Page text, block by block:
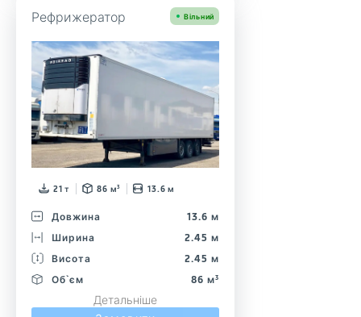
Рефрижератор Вільний
21 т 86 м³ 13.6 м
Довжина
13.6 м
Ширина
2.45 м
Висота
2.45 м
Об`єм
86 м³
Детальніше